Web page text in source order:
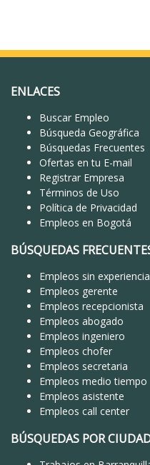
ENLACES
Buscar Empleo
Búsqueda Geográfica
Búsquedas Frecuentes
Ofertas en tu E-mail
Registrar Empresa
Términos de Uso
Política de Privacidad
Empleos en Bogotá
BÚSQUEDAS
Empleos sin experiencia
Empleos gerente
Empleos recepcionista
Empleos abogado
Empleos ingeniero
Empleos chofer
Empleos secretaria
Empleos medio tiempo
Empleos asistente
Empleos call center
BÚSQUEDAS POR